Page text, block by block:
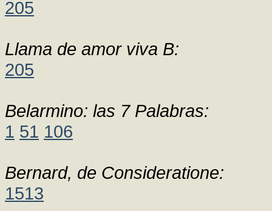
205
Llama de amor viva B:
205
Belarmino: las 7 Palabras:
1 51 106
Bernard, de Consideratione:
1513